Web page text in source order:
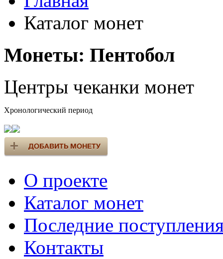
Каталог монет
Монеты: Пентобол
Центры чеканки монет
Хронологический период
О проекте
Каталог монет
Последние
Контакты